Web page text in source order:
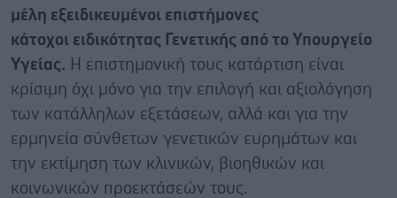
μέλη εξειδικευμένοι επιστήμονες
κάτοχοι ειδικότητας Γενετικής από το Υπουργείο
Υγείας. Η επιστημονική τους κατάρτιση είναι
κρίσιμη όχι μόνο για την επιλογή και αξιολόγηση
των κατάλληλων εξετάσεων, αλλά και για την
ερμηνεία σύνθετων γενετικών ευρημάτων και
την εκτίμηση των κλινικών, βιοηθικών και
κοινωνικών προεκτάσεών τους.